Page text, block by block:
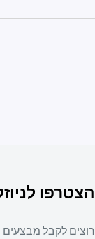
הצטרפו
רוצים לקבל מבצעים